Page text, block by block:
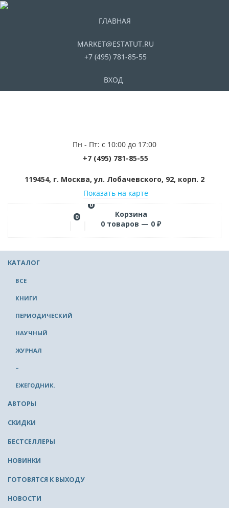
ГЛАВНАЯ
MARKET@ESTATUT.RU
+7 (495) 781-85-55
ВХОД
Пн - Пт: с 10:00 до 17:00
+7 (495) 781-85-55
119454, г. Москва, ул. Лобачевского, 92, корп. 2
Показать на карте
0
0
Корзина
0 товаров — 0 ₽
КАТАЛОГ
ВСЕ
КНИГИ
ПЕРИОДИЧЕСКИЙ
НАУЧНЫЙ
ЖУРНАЛ
–
ЕЖЕГОДНИК.
АВТОРЫ
СКИДКИ
БЕСТСЕЛЛЕРЫ
НОВИНКИ
ГОТОВЯТСЯ К ВЫХОДУ
НОВОСТИ